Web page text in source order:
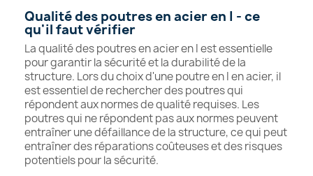
Qualité des poutres en acier en I - ce
qu'il faut vérifier
La qualité des poutres en acier en I est essentielle
pour garantir la sécurité et la durabilité de la
structure. Lors du choix d'une poutre en I en acier, il
est essentiel de rechercher des poutres qui
répondent aux normes de qualité requises. Les
poutres qui ne répondent pas aux normes peuvent
entraîner une défaillance de la structure, ce qui peut
entraîner des réparations coûteuses et des risques
potentiels pour la sécurité.